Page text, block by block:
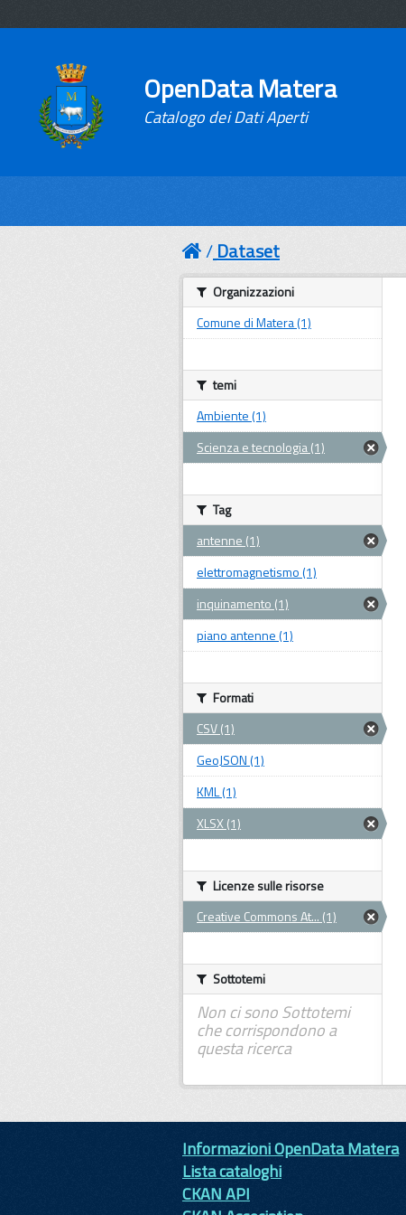
OpenData Matera
Catalogo dei Dati Aperti
Dataset
Organizzazioni
Comune di Matera (1)
temi
Ambiente (1)
Scienza e tecnologia (1)
Tag
antenne (1)
elettromagnetismo (1)
inquinamento (1)
piano antenne (1)
Formati
CSV (1)
GeoJSON (1)
KML (1)
XLSX (1)
Licenze sulle risorse
Creative Commons At... (1)
Sottotemi
Non ci sono Sottotemi
che corrispondono a
questa ricerca
Informazioni OpenData Matera
Lista cataloghi
CKAN API